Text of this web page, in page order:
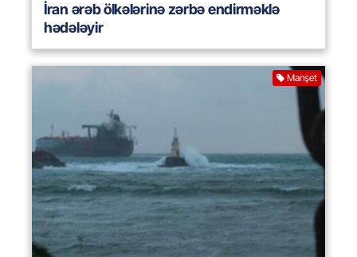
İran ərəb ölkələrinə zərbə endirməklə
hədələyir
Manşet